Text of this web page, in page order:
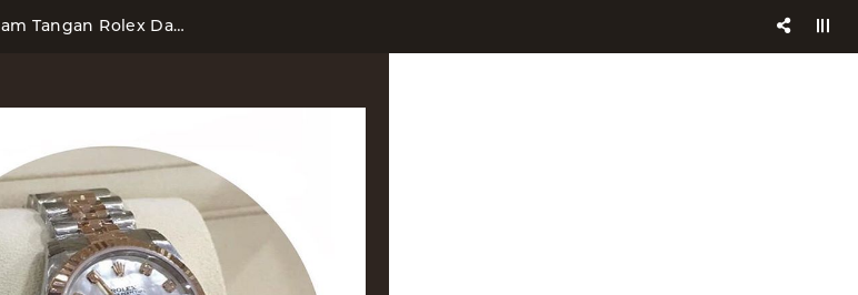
Jam Tangan Rolex Datejust 36mm Rose Gold Totone